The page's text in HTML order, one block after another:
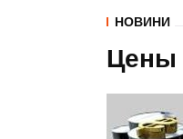
НОВИНИ
Цены